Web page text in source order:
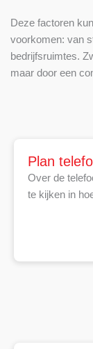
Deze factoren
voorkomen: van
bedrijfsruimtes.
maar door een
Plan
Over de
te kijken in